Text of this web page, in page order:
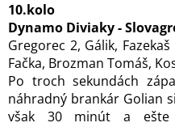
10.kolo
Dynamo Diviaky -
Gregorec 2, Gálik,
Fačka, Brozman Tomáš,
Po troch sekundách
náhradný brankár Golian
však 30 minút a ešte